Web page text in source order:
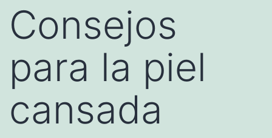
Consejos
para la piel
cansada